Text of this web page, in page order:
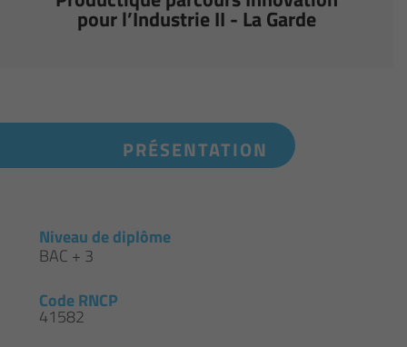
pour l’Industrie II - La Garde
PRÉSENTATION
Niveau de diplôme
BAC + 3
Code RNCP
41582